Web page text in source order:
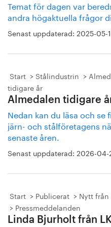
Temat för dagen var
andra högaktuella frågor
Senast uppdaterad: 2025-05-
Start Stålindustrin
tidigare år
Almedalen tidigare
Nedan kan du läsa och
järn- och stålföretagens
senaste åren.
Senast uppdaterad: 2026-04-
Start Publicerat
Nytt
Pressmeddelanden
Linda Bjurholt från